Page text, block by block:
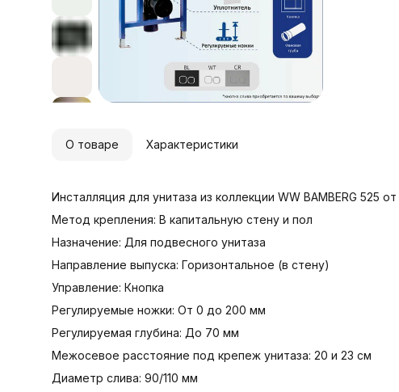
О товаре Характеристики
Инсталляция для унитаза из коллекции WW BAMBERG 525
Метод крепления: В капитальную стену и пол
Назначение: Для подвесного унитаза
Направление выпуска: Горизонтальное (в стену)
Управление: Кнопка
Регулируемые ножки: От 0 до 200 мм
Регулируемая глубина: До 70 мм
Межосевое расстояние под крепеж унитаза: 20 и 23 см
Диаметр слива: 90/110 мм